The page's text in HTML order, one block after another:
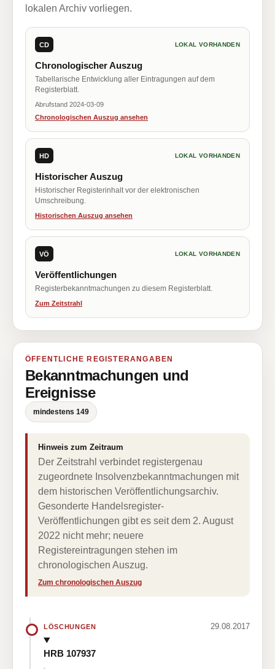
lokalen Archiv vorliegen.
CD LOKAL VORHANDEN
Chronologischer Auszug
Tabellarische Entwicklung aller Eintragungen auf dem
Registerblatt.
Abrufstand 2024-03-09
Chronologischen Auszug ansehen
HD LOKAL VORHANDEN
Historischer Auszug
Historischer Registerinhalt vor der elektronischen
Umschreibung.
Historischen Auszug ansehen
VÖ LOKAL VORHANDEN
Veröffentlichungen
Registerbekanntmachungen zu diesem Registerblatt.
Zum Zeitstrahl
ÖFFENTLICHE REGISTERANGABEN
Bekanntmachungen und
Ereignisse
mindestens 149
Hinweis zum Zeitraum
Der Zeitstrahl verbindet registergenau
zugeordnete Insolvenzbekanntmachungen mit
dem historischen Veröffentlichungsarchiv.
Gesonderte Handelsregister-
Veröffentlichungen gibt es seit dem 2. August
2022 nicht mehr; neuere
Registereintragungen stehen im
chronologischen Auszug.
Zum chronologischen Auszug
LÖSCHUNGEN 29.08.2017
HRB 107937